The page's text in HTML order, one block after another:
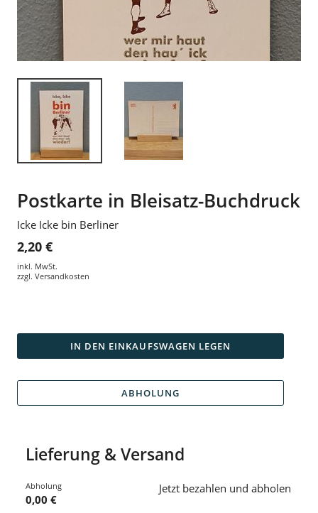
Postkarte in Bleisatz-Buchdruck
Icke Icke bin Berliner
2,20 €
inkl. MwSt.
zzgl. Versandkosten
IN DEN EINKAUFSWAGEN LEGEN
ABHOLUNG
Lieferung & Versand
Abholung
0,00 €
Jetzt bezahlen und abholen